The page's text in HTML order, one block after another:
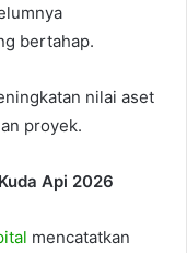
bertahap.
nilai aset
proyek.
Api 2026
mencatatkan